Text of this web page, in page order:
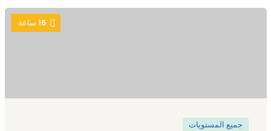
16 ساعة
جميع المستويات